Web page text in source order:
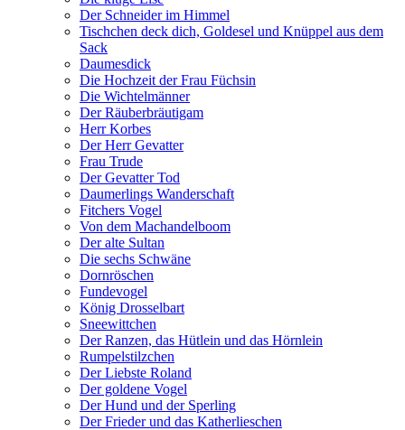
Der Schneider im Himmel
Tischchen deck dich, Goldesel und Knüppel aus dem
Sack
Daumesdick
Die Hochzeit der Frau Füchsin
Die Wichtelmänner
Der Räuberbräutigam
Herr Korbes
Der Herr Gevatter
Frau Trude
Der Gevatter Tod
Daumerlings Wanderschaft
Fitchers Vogel
Von dem Machandelboom
Der alte Sultan
Die sechs Schwäne
Dornröschen
Fundevogel
König Drosselbart
Sneewittchen
Der Ranzen, das Hütlein und das Hörnlein
Rumpelstilzchen
Der Liebste Roland
Der goldene Vogel
Der Hund und der Sperling
Der Frieder und das Katherlieschen